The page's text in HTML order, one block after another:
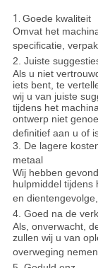
1. Goede kwaliteit
Omvat het
specificatie,
2. Juiste
Als u niet
iets bent, te
wij u van juiste
tijdens het
ontwerp niet
definitief aan u of
3. De lagere
metaal
Wij hebben
hulpmiddel tijdens
en
4. Goed na de
Als, onverwacht,
zullen wij u van
overweging